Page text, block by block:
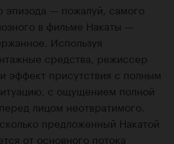
эпизода — пожалуй, самого
в фильме Накаты —
Используя
средства, режиссер
эффект присутствия с полным
с ощущением полной
лицом неотвратимого.
предложенный Накатой
от основного потока